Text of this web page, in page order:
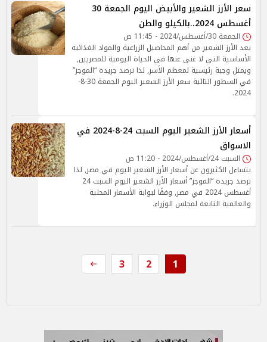
سعر الأرز الشعير والأبيض اليوم الجمعة 30
أغسطس 2024..بالكيلو والطن
الجمعة 30/أغسطس/2024 - 11:45 ص
يعد الأرز الشعير من أهم المحاصيل الزراعية والمواد الغذائية
الأساسية التي لا غنى عنها في الحياة اليومية للمصريين,
ويمثل وجبة رئيسية لمعظم الأسر, لذا ترصد جريدة “الموجز”
في السطور التالية سعر الأرز الشعير اليوم الجمعة 30-8-
2024.
أسعار الأرز الشعير اليوم السبت 24-8-2024 في
الاسواق
السبت 24/أغسطس/2024 - 11:20 ص
يتساءل الكثيرون عن أسعار الأرز الشعير اليوم في مصر, لذا
ترصد جريدة “الموجز” أسعار الأرز الشعير اليوم السبت 24
أغسطس 2024 في مصر, وفقًا لبوابة الأسعار المحلية
والعالمية التابعة لمجلس الوزراء.
1
2
3